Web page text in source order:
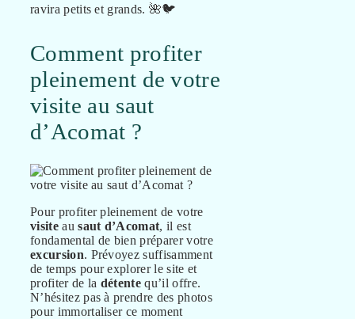
ravira petits et grands. 🌺🐦
Comment profiter
pleinement de votre
visite au saut
d’Acomat ?
Pour profiter pleinement de votre
visiteausaut d’Acomat, il est
fondamental de bien préparer votre
excursion. Prévoyez suffisamment
de temps pour explorer le site et
profiter de la détente qu’il offre.
N’hésitez pas à prendre des photos
pour immortaliser ce moment